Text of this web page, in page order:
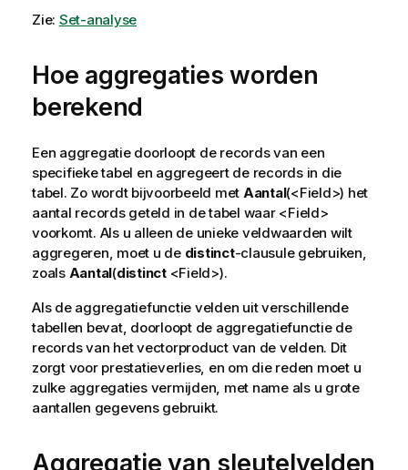
Zie: Set-analyse
Hoe aggregaties worden
berekend
Een aggregatie doorloopt de records van een
specifieke tabel en aggregeert de records in die
tabel. Zo wordt bijvoorbeeld met Aantal(<Field>) het
aantal records geteld in de tabel waar <Field>
voorkomt. Als u alleen de unieke veldwaarden wilt
aggregeren, moet u de distinct-clausule gebruiken,
zoals Aantal(distinct<Field>).
Als de aggregatiefunctie velden uit verschillende
tabellen bevat, doorloopt de aggregatiefunctie de
records van het vectorproduct van de velden. Dit
zorgt voor prestatieverlies, en om die reden moet u
zulke aggregaties vermijden, met name als u grote
aantallen gegevens gebruikt.
Aggregatie van sleutelvelden